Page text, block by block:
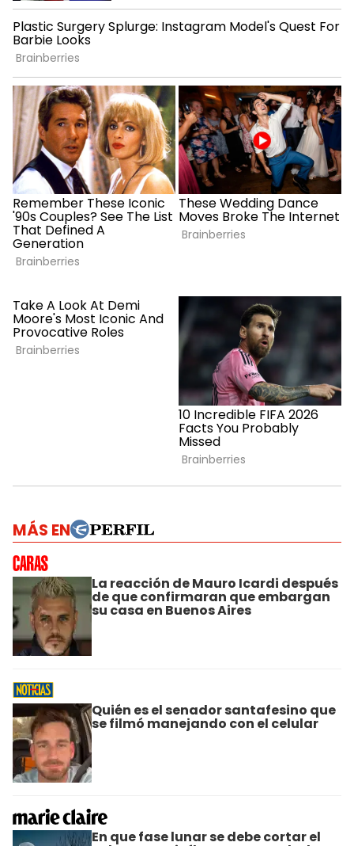
MÁS EN
La reacción de Mauro Icardi después
de que confirmaran que embargan
su casa en Buenos Aires
Quién es el senador santafesino que
se filmó manejando con el celular
En que fase lunar se debe cortar el